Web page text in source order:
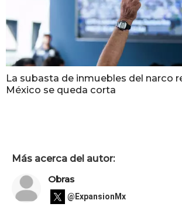
La subasta de inmuebles del narco
México se queda corta
Más acerca del autor:
Obras
@ExpansionMx